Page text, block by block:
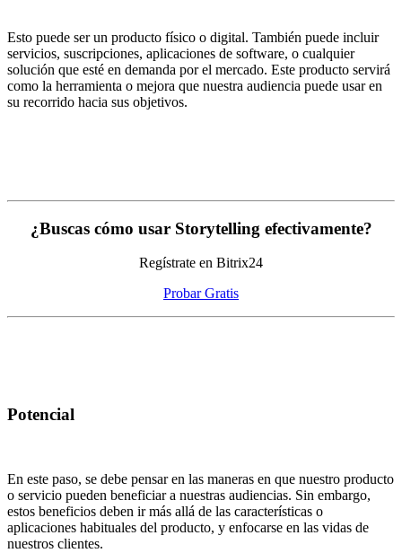
Esto puede ser un producto físico o digital. También puede incluir
servicios, suscripciones, aplicaciones de software, o cualquier
solución que esté en demanda por el mercado. Este producto servirá
como la herramienta o mejora que nuestra audiencia puede usar en
su recorrido hacia sus objetivos.
¿Buscas cómo usar Storytelling efectivamente?
Regístrate en Bitrix24
Probar Gratis
Potencial
En este paso, se debe pensar en las maneras en que nuestro producto
o servicio pueden beneficiar a nuestras audiencias. Sin embargo,
estos beneficios deben ir más allá de las características o
aplicaciones habituales del producto, y enfocarse en las vidas de
nuestros clientes.